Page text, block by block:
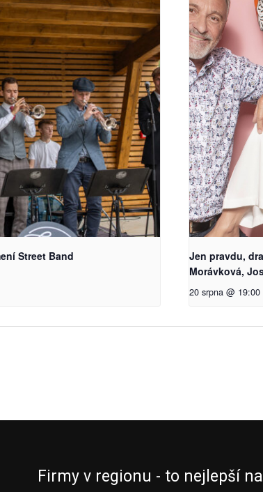
Street Band
Jen pravdu,
Morávková,
20 srpna @ 19:00
Firmy v regionu - to nejlepší